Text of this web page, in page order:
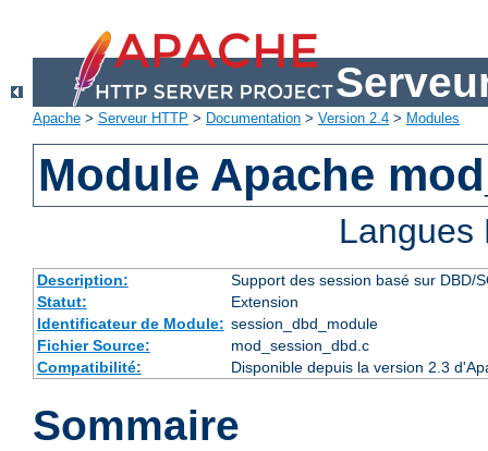
Apache > Serveur HTTP > Documentation > Version 2.4 > Modules
Module Apache
Description:
Support des session basé sur DBD/
Statut:
Extension
Identificateur de Module: session_dbd_module
Fichier Source:
mod_session_dbd.c
Compatibilité:
Disponible depuis la version 2.3
Sommaire